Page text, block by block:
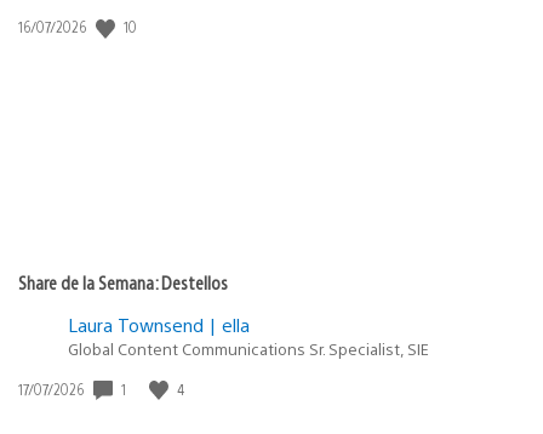
Fecha
16/07/2026 10
Share de la Semana: Destellos
Laura Townsend | ella
Global Content Communications Sr. Specialist, SIE
Fecha
17/07/2026 1 4